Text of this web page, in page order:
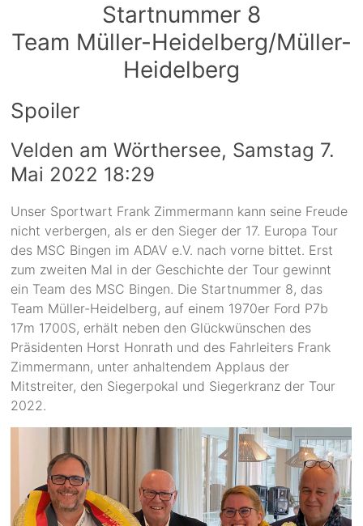
Startnummer 8
Team Müller-Heidelberg/Müller-
Heidelberg
Spoiler
Velden am Wörthersee, Samstag 7.
Mai 2022 18:29
Unser Sportwart Frank Zimmermann kann seine Freude
nicht verbergen, als er den Sieger der 17. Europa Tour
des MSC Bingen im ADAV e.V. nach vorne bittet. Erst
zum zweiten Mal in der Geschichte der Tour gewinnt
ein Team des MSC Bingen. Die Startnummer 8, das
Team Müller-Heidelberg, auf einem 1970er Ford P7b
17m 1700S, erhält neben den Glückwünschen des
Präsidenten Horst Honrath und des Fahrleiters Frank
Zimmermann, unter anhaltendem Applaus der
Mitstreiter, den Siegerpokal und Siegerkranz der Tour
2022.